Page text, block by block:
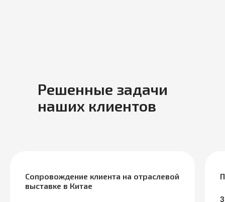
Решенные задачи
наших клиентов
Сопровождение клиента на отраслевой
выставке в Китае